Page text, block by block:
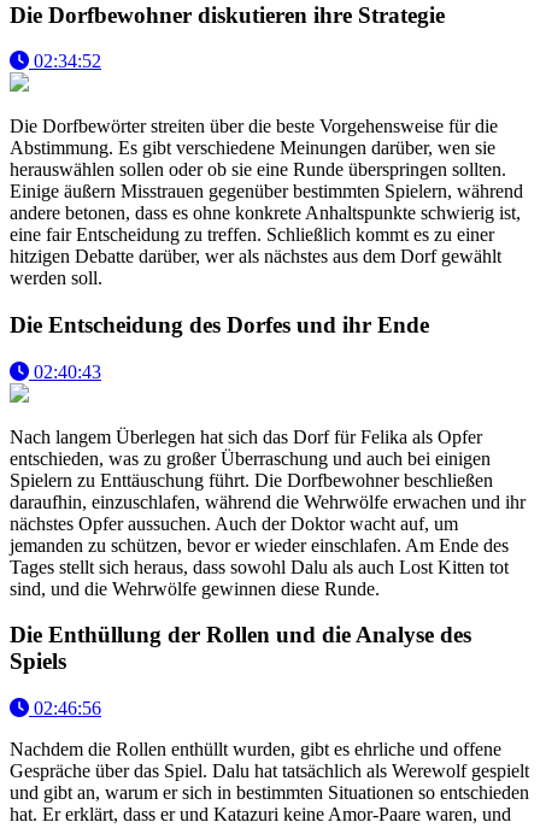
Die Dorfbewohner diskutieren ihre Strategie
02:34:52
Die Dorfbewörter streiten über die beste Vorgehensweise für die
Abstimmung. Es gibt verschiedene Meinungen darüber, wen sie
herauswählen sollen oder ob sie eine Runde überspringen sollten.
Einige äußern Misstrauen gegenüber bestimmten Spielern, während
andere betonen, dass es ohne konkrete Anhaltspunkte schwierig ist,
eine fair Entscheidung zu treffen. Schließlich kommt es zu einer
hitzigen Debatte darüber, wer als nächstes aus dem Dorf gewählt
werden soll.
Die Entscheidung des Dorfes und ihr Ende
02:40:43
Nach langem Überlegen hat sich das Dorf für Felika als Opfer
entschieden, was zu großer Überraschung und auch bei einigen
Spielern zu Enttäuschung führt. Die Dorfbewohner beschließen
daraufhin, einzuschlafen, während die Wehrwölfe erwachen und ihr
nächstes Opfer aussuchen. Auch der Doktor wacht auf, um
jemanden zu schützen, bevor er wieder einschlafen. Am Ende des
Tages stellt sich heraus, dass sowohl Dalu als auch Lost Kitten tot
sind, und die Wehrwölfe gewinnen diese Runde.
Die Enthüllung der Rollen und die Analyse des
Spiels
02:46:56
Nachdem die Rollen enthüllt wurden, gibt es ehrliche und offene
Gespräche über das Spiel. Dalu hat tatsächlich als Werewolf gespielt
und gibt an, warum er sich in bestimmten Situationen so entschieden
hat. Er erklärt, dass er und Katazuri keine Amor-Paare waren, und